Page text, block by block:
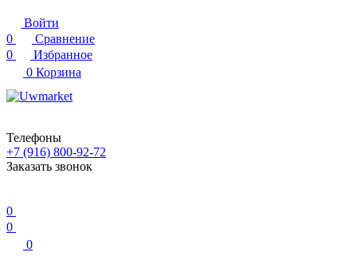
Войти
0
Сравнение
0
Избранное
0 Корзина
Телефоны
+7 (916) 800-92-72
Заказать звонок
0
0
0